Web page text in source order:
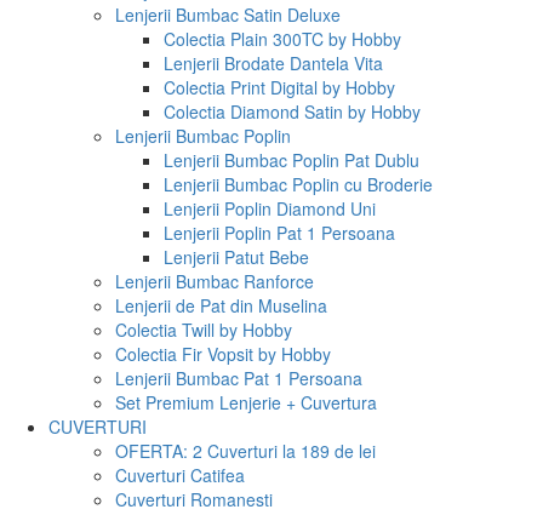
Lenjerii Bumbac Satin Deluxe
Colectia Plain 300TC by Hobby
Lenjerii Brodate Dantela Vita
Colectia Print Digital by Hobby
Colectia Diamond Satin by Hobby
Lenjerii Bumbac Poplin
Lenjerii Bumbac Poplin Pat Dublu
Lenjerii Bumbac Poplin cu Broderie
Lenjerii Poplin Diamond Uni
Lenjerii Poplin Pat 1 Persoana
Lenjerii Patut Bebe
Lenjerii Bumbac Ranforce
Lenjerii de Pat din Muselina
Colectia Twill by Hobby
Colectia Fir Vopsit by Hobby
Lenjerii Bumbac Pat 1 Persoana
Set Premium Lenjerie + Cuvertura
CUVERTURI
OFERTA: 2 Cuverturi la 189 de lei
Cuverturi Catifea
Cuverturi Romanesti